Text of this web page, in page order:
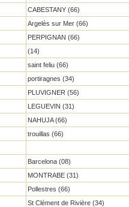
CABESTANY (66)
Argelès sur Mer (66)
PERPIGNAN (66)
(14)
saint feliu (66)
portiragnes (34)
PLUVIGNER (56)
LEGUEVIN (31)
NAHUJA (66)
trouillas (66)
Barcelona (08)
MONTRABE (31)
Pollestres (66)
St Clément de Rivière (34)